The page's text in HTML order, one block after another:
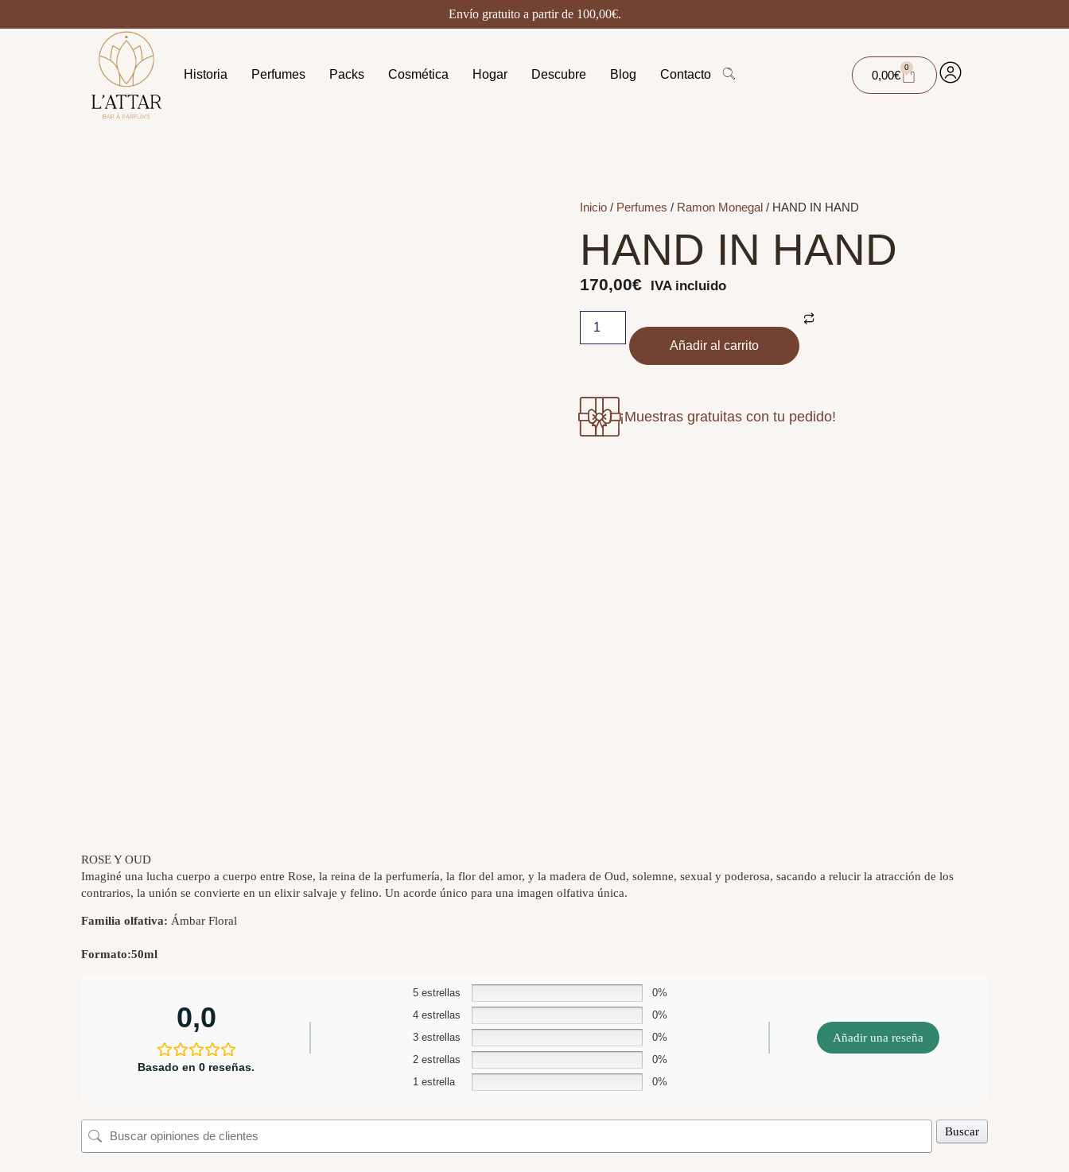
Historia Perfumes Packs Cosmética Hogar Descubre Blog Contacto 0,00€
0
Inicio / Perfumes / Ramon Monegal / HAND IN HAND
HAND IN HAND
170,00€ IVA incluido
Añadir al carrito
¡Muestras gratuitas con tu pedido!
ROSE Y OUD
Imaginé una lucha cuerpo a cuerpo entre Rose, la reina de la perfumería, la flor del amor, y la madera de Oud, solemne, sexual y poderosa, sacando a relucir la atracción de los
contrarios, la unión se convierte en un elixir salvaje y felino. Un acorde único para una imagen olfativa única.
Familia olfativa: Ámbar Floral
Formato:50ml
0,0
Basado en 0 reseñas.
5 estrellas
0%
4 estrellas
0%
3 estrellas
0%
2 estrellas
0%
1 estrella
0%
Añadir una reseña
Buscar
Envío gratuito a partir de 100,00€.